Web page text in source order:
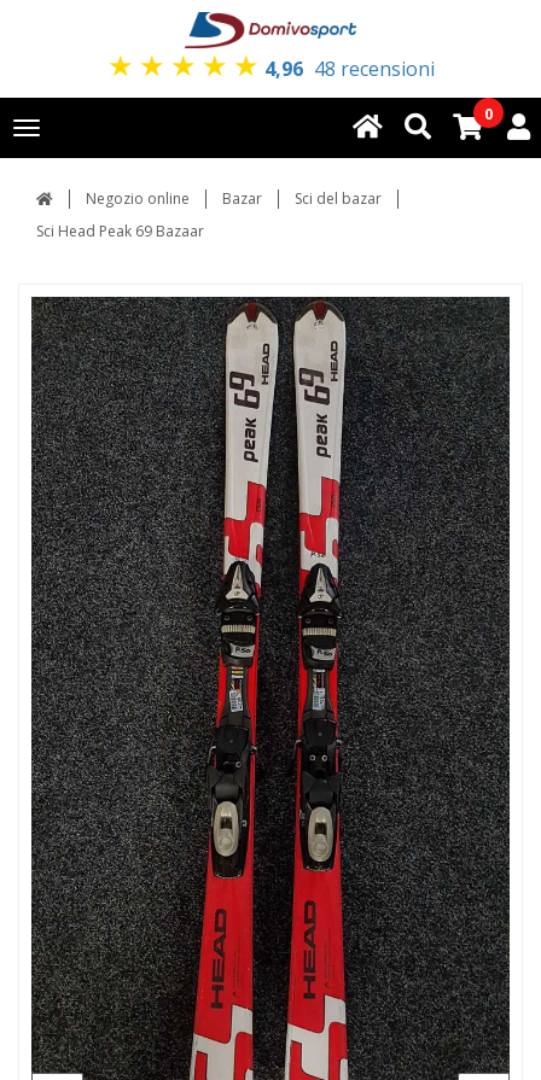
★ ★ ★ ★ ★ 4,96 48 recensioni
Toggle
navigation
0
Negozio online Bazar
Sci del bazar
Sci Head Peak 69 Bazaar